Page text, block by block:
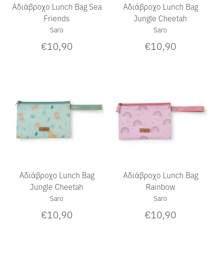
Αδιάβροχο Lunch Bag Sea
Friends
Saro
€10,90
Αδιάβροχο Lunch Bag
Jungle Cheetah
Saro
€10,90
Αδιάβροχο Lunch Bag
Jungle Cheetah
Saro
€10,90
Αδιάβροχο Lunch Bag
Rainbow
Saro
€10,90